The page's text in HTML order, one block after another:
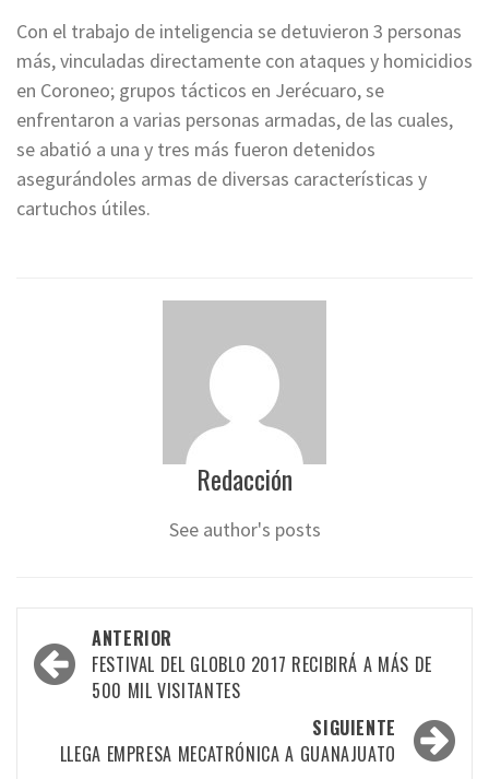
Con el trabajo de inteligencia se detuvieron 3 personas
más, vinculadas directamente con ataques y homicidios
en Coroneo; grupos tácticos en Jerécuaro, se
enfrentaron a varias personas armadas, de las cuales,
se abatió a una y tres más fueron detenidos
asegurándoles armas de diversas características y
cartuchos útiles.
Redacción
See author's posts
Navegación
por
entradas
ANTERIOR
FESTIVAL DEL GLOBLO 2017 RECIBIRÁ A MÁS DE
500 MIL VISITANTES
SIGUIENTE
LLEGA EMPRESA MECATRÓNICA A GUANAJUATO